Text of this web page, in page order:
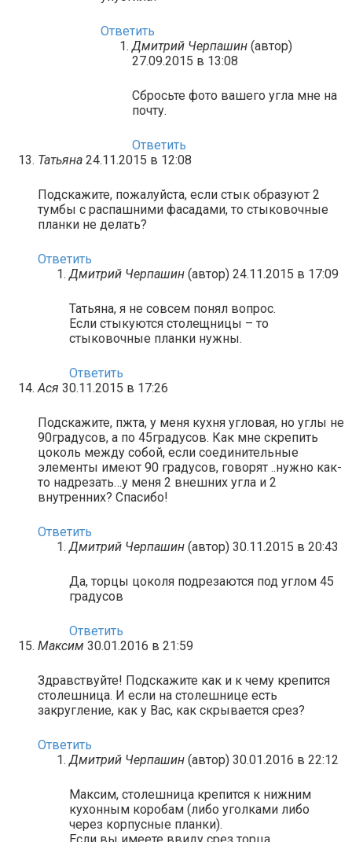
Ответить
Дмитрий Черпашин (автор)
27.09.2015 в 13:08
Сбросьте фото вашего угла мне на
почту.
Ответить
Татьяна 24.11.2015 в 12:08
Подскажите, пожалуйста, если стык образуют 2
тумбы с распашними фасадами, то стыковочные
планки не делать?
Ответить
Дмитрий Черпашин (автор) 24.11.2015 в 17:09
Татьяна, я не совсем понял вопрос.
Если стыкуются столещницы – то
стыковочные планки нужны.
Ответить
Ася 30.11.2015 в 17:26
Подскажите, пжта, у меня кухня угловая, но углы не
90градусов, а по 45градусов. Как мне скрепить
цоколь между собой, если соединительные
элементы имеют 90 градусов, говорят ..нужно как-
то надрезать…у меня 2 внешних угла и 2
внутренних? Спасибо!
Ответить
Дмитрий Черпашин (автор) 30.11.2015 в 20:43
Да, торцы цоколя подрезаются под углом 45
градусов
Ответить
Максим 30.01.2016 в 21:59
Здравствуйте! Подскажите как и к чему крепится
столешница. И если на столешнице есть
закругление, как у Вас, как скрывается срез?
Ответить
Дмитрий Черпашин (автор) 30.01.2016 в 22:12
Максим, столешница крепится к нижним
кухонным коробам (либо уголками либо
через корпусные планки).